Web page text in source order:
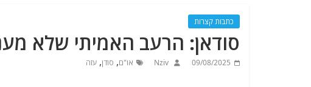
כתבות קצרות
סודאן: הרעב האמיתי שלא
09/08/2025
Nziv או"ם, סודן, עזה